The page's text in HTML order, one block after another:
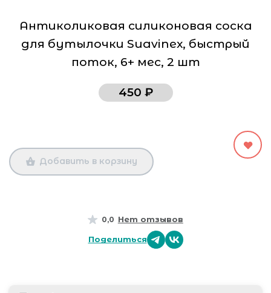
Антиколиковая силиконовая соска
для бутылочки Suavinex, быстрый
поток, 6+ мес, 2 шт
0,0 Нет отзывов
Поделиться
450 ₽
Добавить в корзину